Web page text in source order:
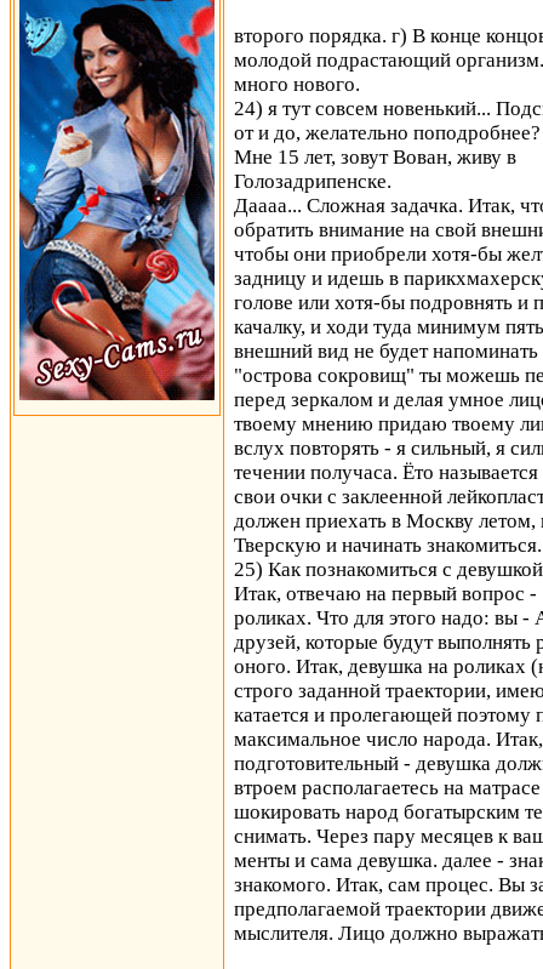
второго порядка. г) В конце
молодой подрастающий
много нового.
24) я тут совсем новенький...
от и до, желательно поподробнее?
Мне 15 лет, зовут Вован, живу в
Голозадрипенске.
Даааа... Сложная задачка. Итак,
обратить внимание на свой
чтобы они приобрели хотя-бы
задницу и идешь в
голове или хотя-бы подровнять
качалку, и ходи туда минимум
внешний вид не будет
"острова сокровищ" ты можешь
перед зеркалом и делая умное
твоему мнению придаю твоему
вслух повторять - я сильный, я
течении получаса. Ёто
свои очки с заклеенной
должен приехать в Москву летом,
Тверскую и начинать знакомиться.
25) Как познакомиться с
Итак, отвечаю на первый вопрос
роликах. Что для этого надо: вы
друзей, которые будут
оного. Итак, девушка на роликах
строго заданной траектории,
катается и пролегающей
максимальное число народа.
подготовительный - девушка
втроем располагаетесь на
шокировать народ богатырским
снимать. Через пару месяцев к
менты и сама девушка. далее -
знакомого. Итак, сам процес. Вы
предполагаемой траектории
мыслителя. Лицо должно